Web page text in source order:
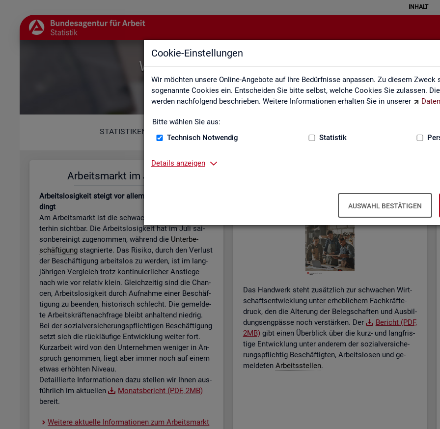
Cookie-Einstellungen
Wir möchten unsere Online-Angebote auf Ihre Bedürfnisse anpassen. Zu diesem Zweck
sogenannte Cookies ein. Entscheiden Sie bitte selbst, welche Cookies Sie zulassen.
werden nachfolgend beschrieben. Weitere Informationen erhalten Sie in unserer
Bitte wählen Sie aus:
Technisch Notwendig
Statistik
Details anzeigen
AUSWAHL BESTÄTIGEN
INHALT
Willkommen bei der Statistik der
STATISTIKEN
Ar­beits­markt im Juli 2026
Ar­beits­lo­sig­keit steigt vor allem jah­res­zeit­lich be­
dingt
Am Ar­beits­markt ist die schwa­che Kon­junk­tur wei­
ter­hin sicht­bar. Die Ar­beits­lo­sig­keit hat im Juli sai­
son­be­rei­nigt zu­ge­nom­men, wäh­rend die Un­ter­be­
schäf­ti­gung sta­gnier­te. Das Ri­si­ko, durch den Ver­lust
der Be­schäf­ti­gung ar­beits­los zu wer­den, ist im lang­
jäh­ri­gen Ver­gleich trotz kon­ti­nu­ier­li­cher An­stie­ge
nach wie vor re­la­tiv klein. Gleich­zei­tig sind die Chan­
cen, Ar­beits­lo­sig­keit durch Auf­nah­me einer Be­schäf­
ti­gung zu be­en­den, his­to­risch schlecht. Die ge­mel­de­
te Ar­beits­kräf­te­nach­fra­ge bleibt an­hal­tend nied­rig.
Bei der so­zi­al­ver­si­che­rungs­pflich­ti­gen Be­schäf­ti­gung
setzt sich die rück­läu­fi­ge Ent­wick­lung wei­ter fort.
Kurz­ar­beit wird von den Un­ter­neh­men we­ni­ger in An­
spruch ge­nom­men, liegt aber immer noch auf einem
etwas er­höh­ten Ni­veau.
De­tail­lier­te In­for­ma­tio­nen dazu stel­len wir Ihnen aus­
führ­lich im ak­tu­el­len
Mo­nats­be­richt (PDF, 2MB)
be­reit.
Wei­te­re ak­tu­el­le In­for­ma­tio­nen zum Ar­beits­markt
Das Hand­werk steht zu­sätz­lich zur schwa­chen Wirt­
schafts­ent­wick­lung unter er­heb­li­chem Fach­kräf­te­
druck, den die Al­te­rung der Be­leg­schaf­ten und Aus­bil­
dungs­eng­päs­se noch ver­stär­ken. Der
Be­richt (PDF,
2MB) gibt einen Über­blick über die kurz- und lang­fris­
ti­ge Ent­wick­lung unter an­de­rem der so­zi­al­ver­si­che­
rungs­pflich­tig Be­schäf­tig­ten, Ar­beits­lo­sen und ge­
mel­de­ten Ar­beits­stel­len.